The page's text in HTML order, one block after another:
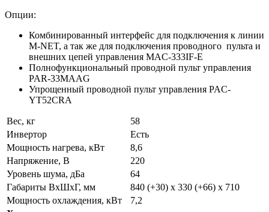
Опции:
Комбинированный интерфейс для подключения к линии
M-NET, а так же для подключения проводного пульта и
внешних цепей управления MAC-333IF-E
Полнофункциональный проводной пульт управления
PAR-33MAAG
Упрощенный проводной пульт управления PAC-
YT52CRA
Вес, кг
58
Инвертор
Есть
Мощность нагрева, кВт
8,6
Напряжение, В
220
Уровень шума, дБа
64
Габариты ВхШхГ, мм
840 (+30) x 330 (+66) x 710
Мощность охлаждения, кВт
7,2